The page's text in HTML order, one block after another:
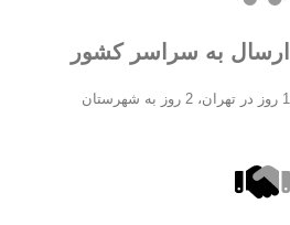
ارسال به سراسر کشور
1 روز در تهران، 2 روز به شهرستان